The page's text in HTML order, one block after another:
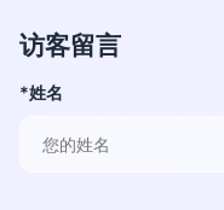
访客留言
*姓名